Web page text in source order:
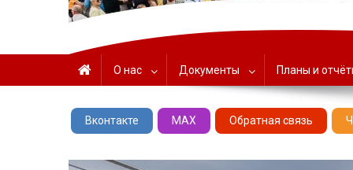
ГАУК «ЦНТ» –
О нас Документы Планы и
Вконтакте MAX Обратная связь